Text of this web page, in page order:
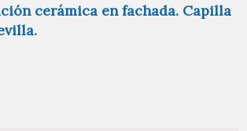
cerámica en fachada. Capilla